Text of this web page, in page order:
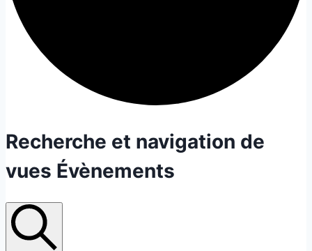
Évènements
Recherche et navigation de
vues Évènements